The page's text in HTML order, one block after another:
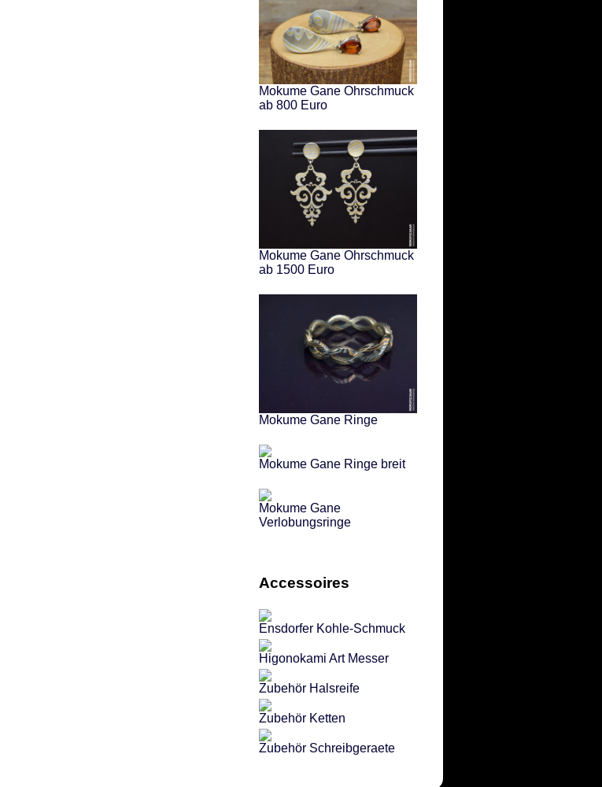
Mokume Gane Ohrschmuck
ab 800 Euro
Mokume Gane Ohrschmuck
ab 1500 Euro
Mokume Gane Ringe
Mokume Gane Ringe breit
Mokume Gane
Verlobungsringe
Accessoires
Ensdorfer Kohle-Schmuck
Higonokami Art Messer
Zubehör Halsreife
Zubehör Ketten
Zubehör Schreibgeraete